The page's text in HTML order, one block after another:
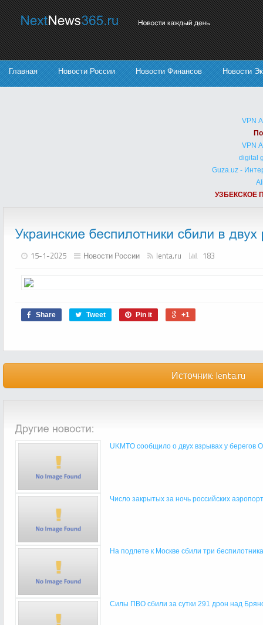
Главная Новости России Новости Финансов Новости
VPN
VPN
digital
Guza.uz -
УЗБЕКСКОЕ
15-1-2025 Новости России lenta.ru 183
Share Tweet Pin it +1
Источник: lenta.ru
UKMTO сообщило о двух взрывах у берегов
Число закрытых за ночь российских
На подлете к Москве сбили три беспилотника
Силы ПВО сбили за сутки 291 дрон над